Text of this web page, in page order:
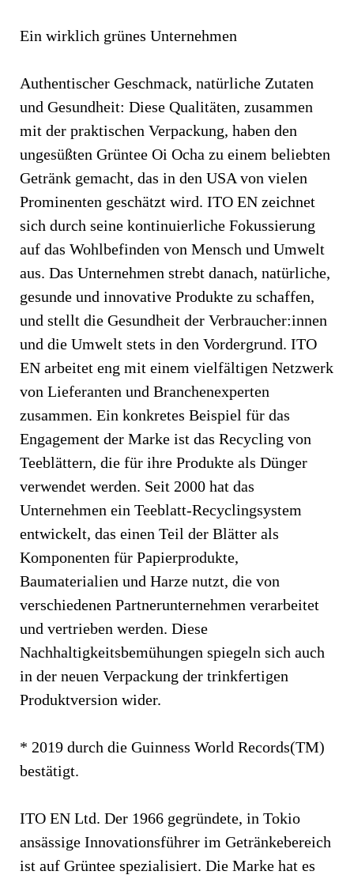
Ein wirklich grünes Unternehmen
Authentischer Geschmack, natürliche Zutaten
und Gesundheit: Diese Qualitäten, zusammen
mit der praktischen Verpackung, haben den
ungesüßten Grüntee Oi Ocha zu einem beliebten
Getränk gemacht, das in den USA von vielen
Prominenten geschätzt wird. ITO EN zeichnet
sich durch seine kontinuierliche Fokussierung
auf das Wohlbefinden von Mensch und Umwelt
aus. Das Unternehmen strebt danach, natürliche,
gesunde und innovative Produkte zu schaffen,
und stellt die Gesundheit der Verbraucher:innen
und die Umwelt stets in den Vordergrund. ITO
EN arbeitet eng mit einem vielfältigen Netzwerk
von Lieferanten und Branchenexperten
zusammen. Ein konkretes Beispiel für das
Engagement der Marke ist das Recycling von
Teeblättern, die für ihre Produkte als Dünger
verwendet werden. Seit 2000 hat das
Unternehmen ein Teeblatt-Recyclingsystem
entwickelt, das einen Teil der Blätter als
Komponenten für Papierprodukte,
Baumaterialien und Harze nutzt, die von
verschiedenen Partnerunternehmen verarbeitet
und vertrieben werden. Diese
Nachhaltigkeitsbemühungen spiegeln sich auch
in der neuen Verpackung der trinkfertigen
Produktversion wider.
* 2019 durch die Guinness World Records(TM)
bestätigt.
ITO EN Ltd. Der 1966 gegründete, in Tokio
ansässige Innovationsführer im Getränkebereich
ist auf Grüntee spezialisiert. Die Marke hat es